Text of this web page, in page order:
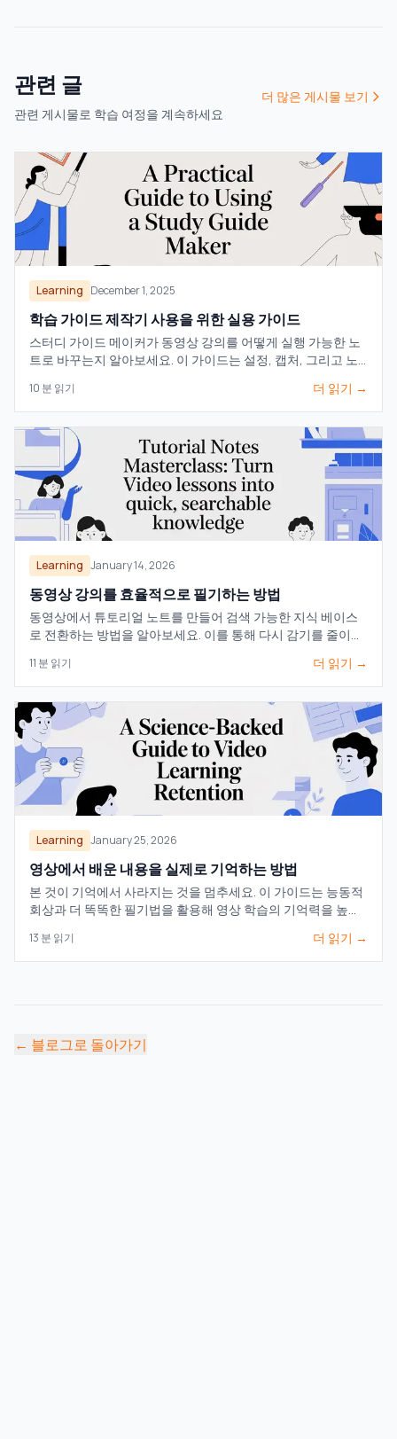
관련 글
관련 게시물로 학습 여정을 계속하세요
더 많은 게시물 보기
Learning December 1, 2025
학습 가이드 제작기 사용을 위한 실용 가이드
스터디 가이드 메이커가 동영상 강의를 어떻게 실행 가능한 노
트로 바꾸는지 알아보세요. 이 가이드는 설정, 캡처, 그리고 노
10 분 읽기 더 읽기 →
Learning January 14, 2026
동영상 강의를 효율적으로 필기하는 방법
동영상에서 튜토리얼 노트를 만들어 검색 가능한 지식 베이스
로 전환하는 방법을 알아보세요. 이를 통해 다시 감기를 줄이고
11 분 읽기 더 읽기 →
Learning January 25, 2026
영상에서 배운 내용을 실제로 기억하는 방법
본 것이 기억에서 사라지는 것을 멈추세요. 이 가이드는 능동적
회상과 더 똑똑한 필기법을 활용해 영상 학습의 기억력을 높이
13 분 읽기 더 읽기 →
← 블로그로 돌아가기